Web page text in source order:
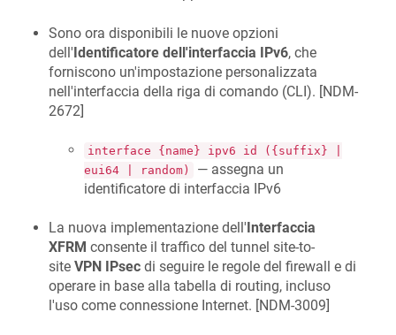
Sono ora disponibili le nuove opzioni
dell'Identificatore dell'interfaccia IPv6, che
forniscono un'impostazione personalizzata
nell'interfaccia della riga di comando (CLI). [NDM-
2672]
interface {name} ipv6 id ({suffix} |
eui64 | random)
— assegna un
identificatore di interfaccia IPv6
La nuova implementazione dell' Interfaccia
XFRM consente il traffico del tunnel site-to-
site VPN IPsec di seguire le regole del firewall e di
operare in base alla tabella di routing, incluso
l'uso come connessione Internet. [NDM-3009]